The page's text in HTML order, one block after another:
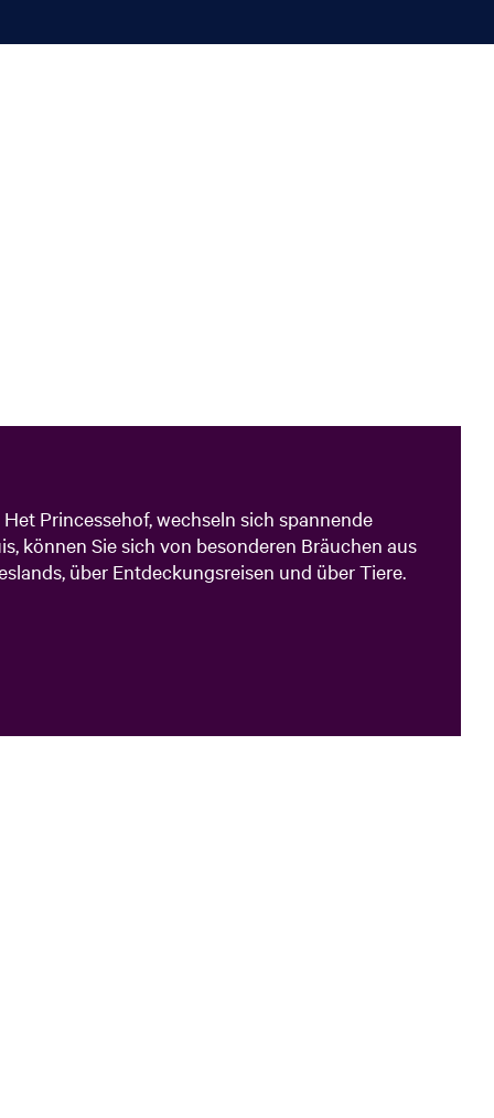
Princessehof, wechseln sich spannende
können Sie sich von besonderen Bräuchen aus
über Entdeckungsreisen und über Tiere.